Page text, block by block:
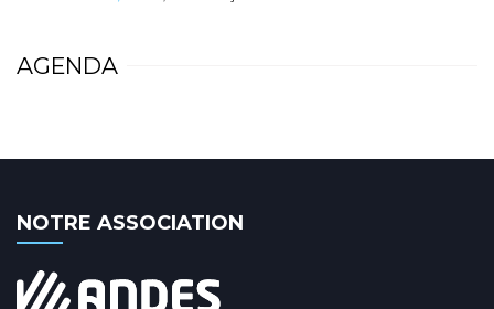
AGENDA
NOTRE ASSOCIATION